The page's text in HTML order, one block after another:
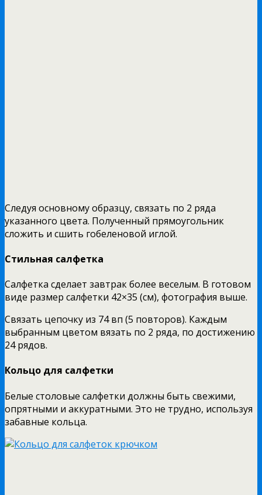
Следуя основному образцу, связать по 2 ряда
указанного цвета. Полученный прямоугольник
сложить и сшить гобеленовой иглой.
Стильная салфетка
Салфетка сделает завтрак более веселым. В готовом
виде размер салфетки 42×35 (см), фотография выше.
Связать цепочку из 74 вп (5 повторов). Каждым
выбранным цветом вязать по 2 ряда, по достижению
24 рядов.
Кольцо для салфетки
Белые столовые салфетки должны быть свежими,
опрятными и аккуратными. Это не трудно, используя
забавные кольца.